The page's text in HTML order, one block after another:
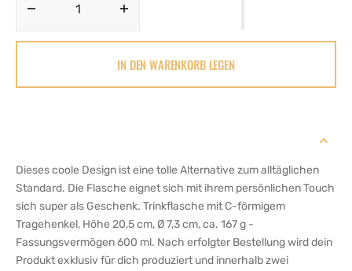
Edelstahl
Trinkflasche
verringern
Exhale,
Edelstahl
Trinkflasche
erhöhen
IN DEN WARENKORB LEGEN
Dieses coole Design ist eine tolle Alternative zum alltäglichen
Standard. Die Flasche eignet sich mit ihrem persönlichen Touch
sich super als Geschenk. Trinkflasche mit C-förmigem
Tragehenkel, Höhe 20,5 cm, Ø 7,3 cm, ca. 167 g -
Fassungsvermögen 600 ml. Nach erfolgter Bestellung wird dein
Produkt exklusiv für dich produziert und innerhalb zwei